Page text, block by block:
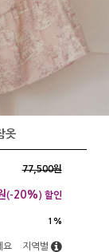
옷
77,500원
(-20%) 할인
1%
요 지역별